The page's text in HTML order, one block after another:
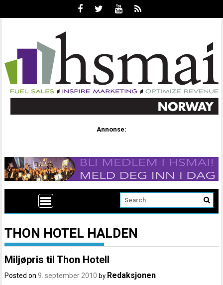
Annonse:
THON HOTEL HALDEN
Miljøpris til Thon Hotell
Posted on9. september 2010 by Redaksjonen